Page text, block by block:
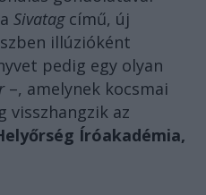
Sivatagcímű, új
illúzióként
pedig egy olyan
–, amelynek kocsmai
visszhangzik az
Íróakadémia,